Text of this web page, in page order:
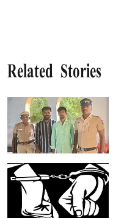
Related Stories